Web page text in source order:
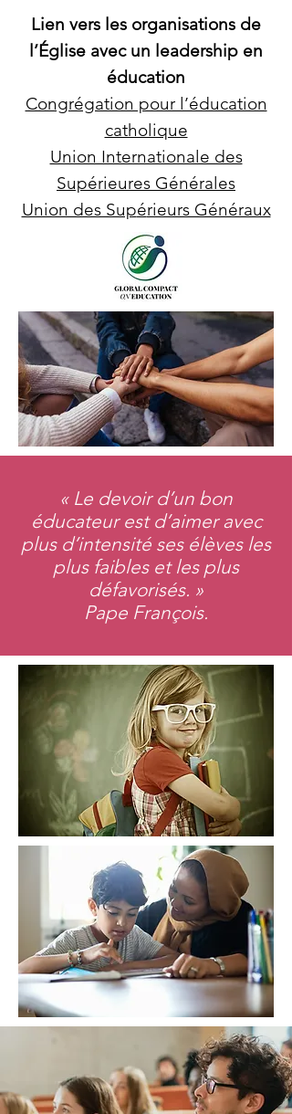
Lien vers les organisations de
l’Église avec un leadership en
éducation
Congrégation pour l’éducation
catholique
Union Internationale des
Supérieures Générales
Union des Supérieurs Généraux
« Le devoir d’un bon
éducateur est d’aimer avec
plus d’intensité ses élèves les
plus faibles et les plus
défavorisés. »
Pape François.